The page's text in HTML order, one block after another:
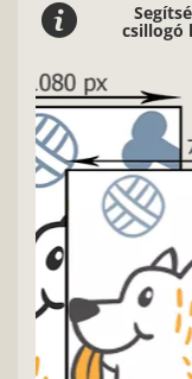
csillogó
Nagyon fontos,
Vásárlói
- 1310 értékelés